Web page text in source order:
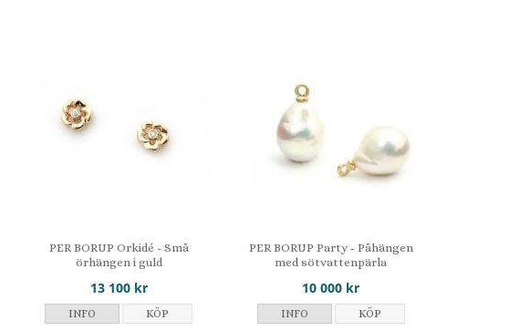
PER BORUP Orkidé - Små
örhängen i guld
13 100 kr
INFO KÖP
PER BORUP Party - Påhängen
med sötvattenpärla
10 000 kr
INFO KÖP